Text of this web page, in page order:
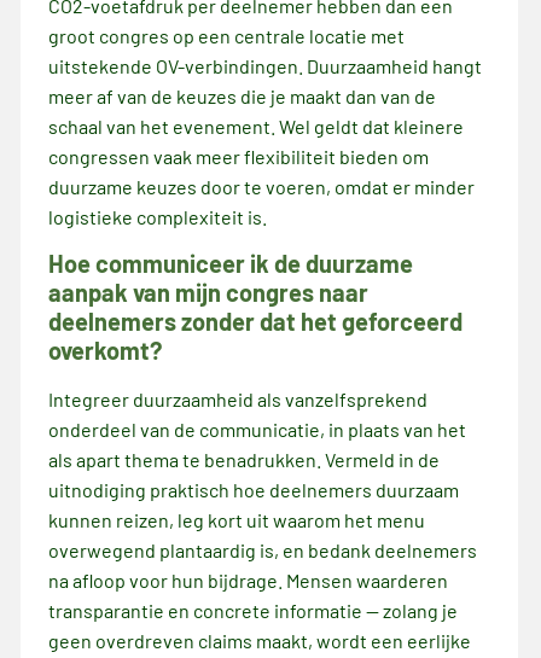
CO2-voetafdruk per deelnemer hebben dan een
groot congres op een centrale locatie met
uitstekende OV-verbindingen. Duurzaamheid hangt
meer af van de keuzes die je maakt dan van de
schaal van het evenement. Wel geldt dat kleinere
congressen vaak meer flexibiliteit bieden om
duurzame keuzes door te voeren, omdat er minder
logistieke complexiteit is.
Hoe communiceer ik de duurzame
aanpak van mijn congres naar
deelnemers zonder dat het geforceerd
overkomt?
Integreer duurzaamheid als vanzelfsprekend
onderdeel van de communicatie, in plaats van het
als apart thema te benadrukken. Vermeld in de
uitnodiging praktisch hoe deelnemers duurzaam
kunnen reizen, leg kort uit waarom het menu
overwegend plantaardig is, en bedank deelnemers
na afloop voor hun bijdrage. Mensen waarderen
transparantie en concrete informatie — zolang je
geen overdreven claims maakt, wordt een eerlijke